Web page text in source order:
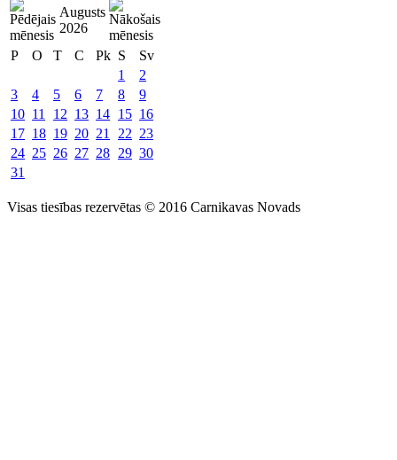
Augusts
2026
P
O T C Pk S
Sv
1
2
3
4 5 6 7 8
9
10 11 12 13 14 15 16
17 18 19 20 21 22 23
24 25 26 27 28 29 30
31
Visas tiesības rezervētas © 2016 Carnikavas Novads